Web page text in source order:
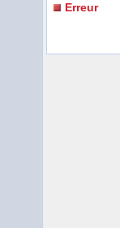
Erreur